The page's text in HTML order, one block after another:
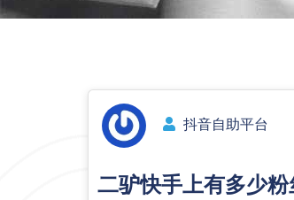
抖音自助平台
二驴快手上有多少